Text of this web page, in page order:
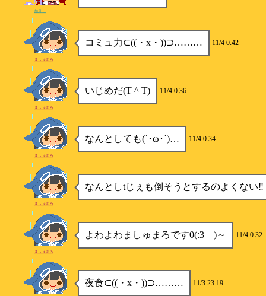
如月＿
コミュ力⊂((・x・))⊃……… 11/4 0:42
ましゅまろ
いじめだ(T ^ T) 11/4 0:36
ましゅまろ
なんとしても(`･ω･´)… 11/4 0:34
ましゅまろ
なんとしtじぇも倒そうとするのよくない‼️
ましゅまろ
よわよわましゅまろです0(:3 )～ 11/4 0:32
ましゅまろ
夜食⊂((・x・))⊃……… 11/3 23:19